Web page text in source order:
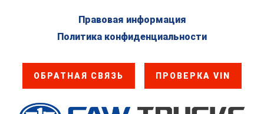
Правовая информация
Политика конфиденциальности
ОБРАТНАЯ СВЯЗЬ ПРОВЕРКА VIN